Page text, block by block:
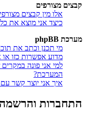
קבצים מצורפים
אלו מין קבצים
כיצד אני מוצא את
מערכת phpBB
מי תכנן וכתב את
מדוע אפשרות כזו
למי אני פונה
המערכת?
איך אני יוצר קשר
התחברות